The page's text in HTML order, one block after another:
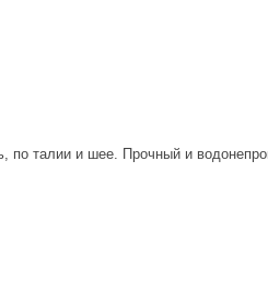
по талии и шее. Прочный и